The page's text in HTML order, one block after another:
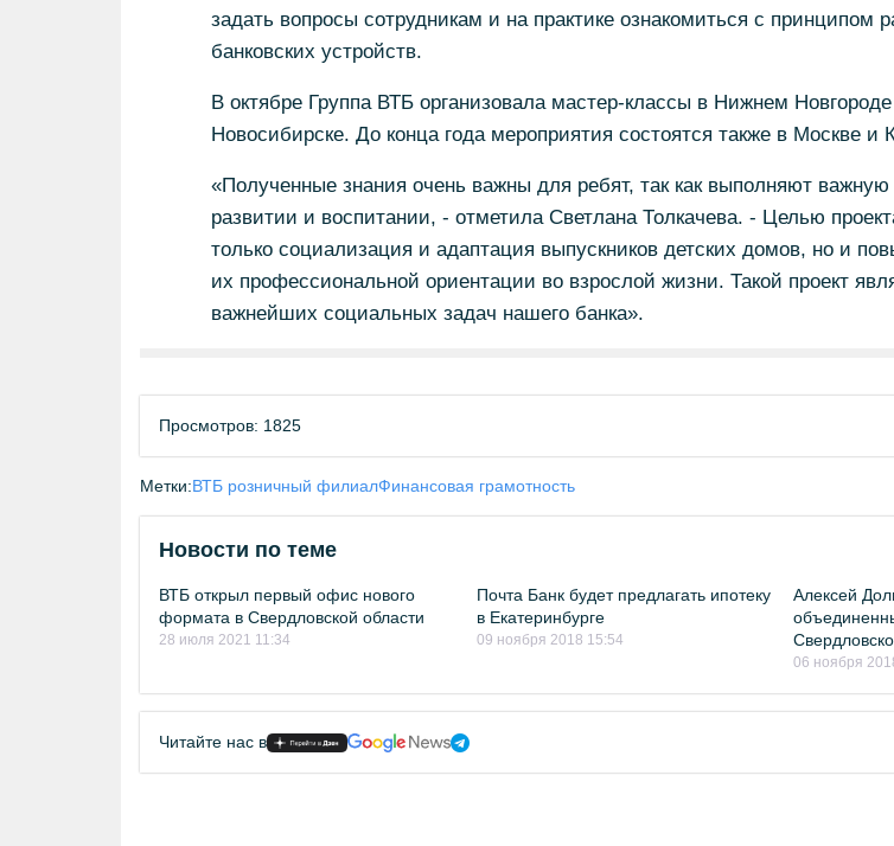
задать вопросы сотрудникам и на практике ознакомиться с принципом
банковских устройств.
В октябре Группа ВТБ организовала мастер-классы в Нижнем
Новосибирске. До конца года мероприятия состоятся также в Москве и
«Полученные знания очень важны для ребят, так как выполняют
развитии и воспитании, - отметила Светлана Толкачева. - Целью
только социализация и адаптация выпускников детских домов, но и
их профессиональной ориентации во взрослой жизни. Такой проект
важнейших социальных задач нашего банка».
Просмотров: 1825
Метки:ВТБ розничный филиалФинансовая грамотность
Новости по теме
ВТБ открыл первый офис нового
формата в Свердловской области
28 июля 2021 11:34
Почта Банк будет предлагать ипотеку
в Екатеринбурге
09 ноября 2018 15:54
Алексей
06 ноября
Читайте нас в